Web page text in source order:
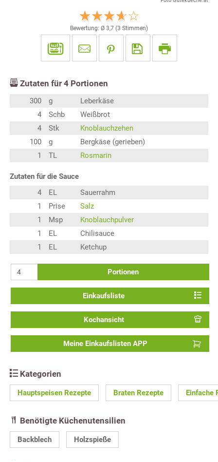
Bewertung: Ø 3,7 (3 Stimmen)
Zutaten für 4 Portionen
300 g
Leberkäse
4
Schb
Weißbrot
4
Stk
Knoblauchzehen
100
g
Bergkäse (gerieben)
1
TL Rosmarin
Zutaten für die Sauce
4
EL
Sauerrahm
1
Prise
Salz
1
Msp
Knoblauchpulver
1
EL
Chilisauce
1
EL Ketchup
Portionen
Einkaufsliste
Kochansicht
Meine Einkaufslisten APP
Kategorien
Hauptspeisen Rezepte Braten Rezepte Einfache
Benötigte Küchenutensilien
Backblech Holzspieße